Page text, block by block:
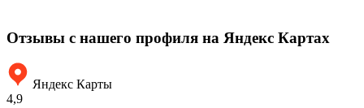
Отзывы с нашего профиля на Яндекс Картах
Яндекс Карты
4,9